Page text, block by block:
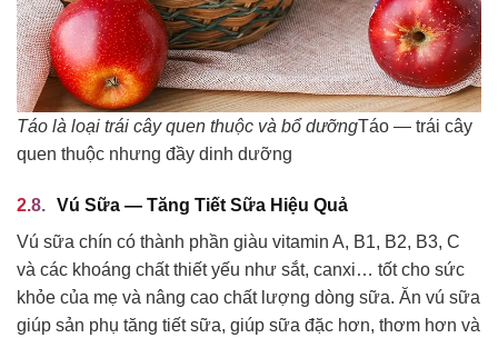
Táo là loại trái cây quen thuộc và bổ dưỡngTáo — trái cây
quen thuộc nhưng đầy dinh dưỡng
Vú Sữa — Tăng Tiết Sữa Hiệu Quả
Vú sữa chín có thành phần giàu vitamin A, B1, B2, B3, C
và các khoáng chất thiết yếu như sắt, canxi… tốt cho sức
khỏe của mẹ và nâng cao chất lượng dòng sữa. Ăn vú sữa
giúp sản phụ tăng tiết sữa, giúp sữa đặc hơn, thơm hơn và